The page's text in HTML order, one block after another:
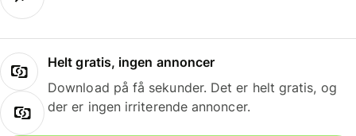
Helt gratis, ingen annoncer
Download på få sekunder. Det er helt gratis, og
der er ingen irriterende annoncer.